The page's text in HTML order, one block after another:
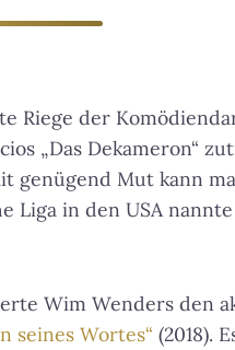
Riege der
„Das Dekameron“
genügend Mut kann
Liga in den USA
Wim Wenders den
seines Wortes“ (2018).